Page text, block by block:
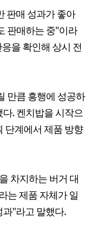
판매 성과가 좋아
판매하는 중"이라
을 확인해 상시 전
만큼 흥행에 성공하
. 켄치밥을 시작으
단계에서 제품 방향
차지하는 버거 대
는 제품 자체가 일
"라고 말했다.